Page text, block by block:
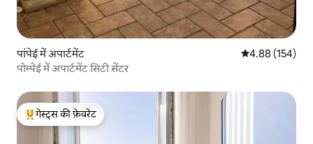
पांपेई में अपार्टमेंट औसत रेटिंग 5 में से
4.88 (154)
पोम्पेई में अपार्टमेंट सिटी ​​सेंटर
गेस्ट्स का टॉप फ़ेवरेट
गेस्ट्स की फ़ेवरेट